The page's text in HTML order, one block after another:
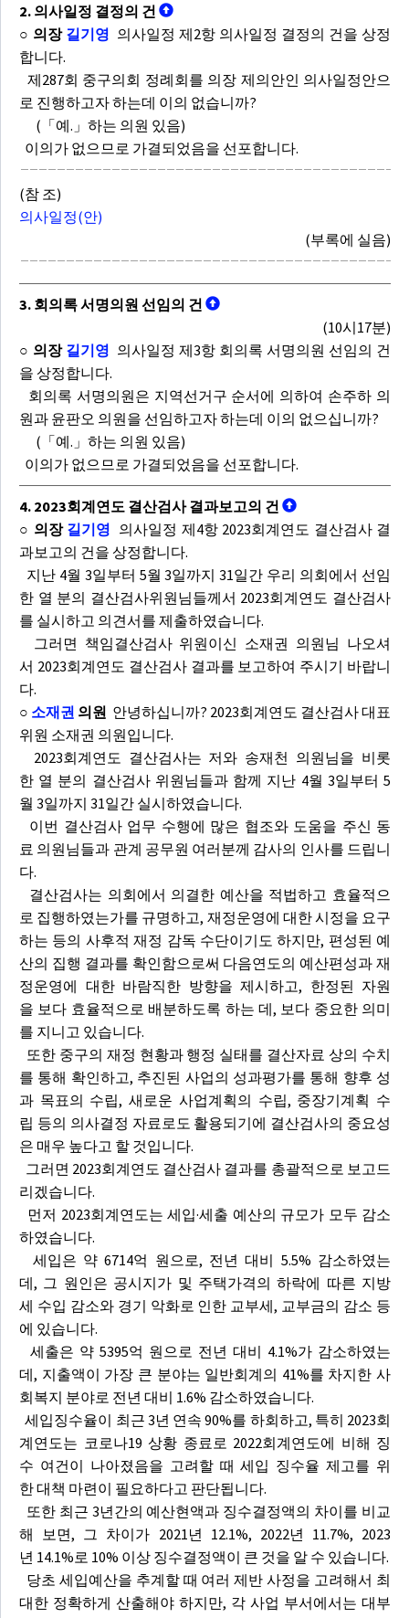
2. 의사일정 결정의 건
○ 의장 길기영 의사일정 제2항 의사일정 결정의 건을 상정
합니다.
제287회 중구의회 정례회를 의장 제의안인 의사일정안으
로 진행하고자 하는데 이의 없습니까?
(「예.」하는 의원 있음)
이의가 없으므로 가결되었음을 선포합니다.
(참 조)
의사일정(안)
(부록에 실음)
3. 회의록 서명의원 선임의 건
(10시17분)
○ 의장 길기영 의사일정 제3항 회의록 서명의원 선임의 건
을 상정합니다.
회의록 서명의원은 지역선거구 순서에 의하여 손주하 의
원과 윤판오 의원을 선임하고자 하는데 이의 없으십니까?
(「예.」하는 의원 있음)
이의가 없으므로 가결되었음을 선포합니다.
4. 2023회계연도 결산검사 결과보고의 건
○ 의장 길기영 의사일정 제4항 2023회계연도 결산검사 결
과보고의 건을 상정합니다.
지난 4월 3일부터 5월 3일까지 31일간 우리 의회에서 선임
한 열 분의 결산검사위원님들께서 2023회계연도 결산검사
를 실시하고 의견서를 제출하였습니다.
그러면 책임결산검사 위원이신 소재권 의원님 나오셔
서 2023회계연도 결산검사 결과를 보고하여 주시기 바랍니
다.
○ 소재권 의원 안녕하십니까? 2023회계연도 결산검사 대표
위원 소재권 의원입니다.
2023회계연도 결산검사는 저와 송재천 의원님을 비롯
한 열 분의 결산검사 위원님들과 함께 지난 4월 3일부터 5
월 3일까지 31일간 실시하였습니다.
이번 결산검사 업무 수행에 많은 협조와 도움을 주신 동
료 의원님들과 관계 공무원 여러분께 감사의 인사를 드립니
다.
결산검사는 의회에서 의결한 예산을 적법하고 효율적으
로 집행하였는가를 규명하고, 재정운영에 대한 시정을 요구
하는 등의 사후적 재정 감독 수단이기도 하지만, 편성된 예
산의 집행 결과를 확인함으로써 다음연도의 예산편성과 재
정운영에 대한 바람직한 방향을 제시하고, 한정된 자원
을 보다 효율적으로 배분하도록 하는 데, 보다 중요한 의미
를 지니고 있습니다.
또한 중구의 재정 현황과 행정 실태를 결산자료 상의 수치
를 통해 확인하고, 추진된 사업의 성과평가를 통해 향후 성
과 목표의 수립, 새로운 사업계획의 수립, 중장기계획 수
립 등의 의사결정 자료로도 활용되기에 결산검사의 중요성
은 매우 높다고 할 것입니다.
그러면 2023회계연도 결산검사 결과를 총괄적으로 보고드
리겠습니다.
먼저 2023회계연도는 세입·세출 예산의 규모가 모두 감소
하였습니다.
세입은 약 6714억 원으로, 전년 대비 5.5% 감소하였는
데, 그 원인은 공시지가 및 주택가격의 하락에 따른 지방
세 수입 감소와 경기 악화로 인한 교부세, 교부금의 감소 등
에 있습니다.
세출은 약 5395억 원으로 전년 대비 4.1%가 감소하였는
데, 지출액이 가장 큰 분야는 일반회계의 41%를 차지한 사
회복지 분야로 전년 대비 1.6% 감소하였습니다.
세입징수율이 최근 3년 연속 90%를 하회하고, 특히 2023회
계연도는 코로나19 상황 종료로 2022회계연도에 비해 징
수 여건이 나아졌음을 고려할 때 세입 징수율 제고를 위
한 대책 마련이 필요하다고 판단됩니다.
또한 최근 3년간의 예산현액과 징수결정액의 차이를 비교
해 보면, 그 차이가 2021년 12.1%, 2022년 11.7%, 2023
년 14.1%로 10% 이상 징수결정액이 큰 것을 알 수 있습니다.
당초 세입예산을 추계할 때 여러 제반 사정을 고려해서 최
대한 정확하게 산출해야 하지만, 각 사업 부서에서는 대부